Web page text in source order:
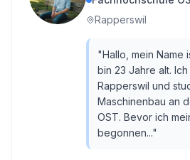
Rapperswil
"Hallo, mein Name
bin 23 Jahre alt.
Rapperswil und
Maschinenbau an
OST. Bevor ich
begonnen..."